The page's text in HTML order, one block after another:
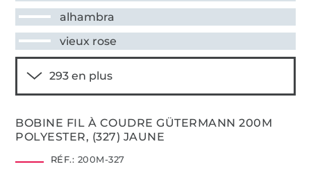
alhambra
vieux rose
BOBINE FIL À COUDRE GÜTERMANN 200M
POLYESTER, (327) JAUNE
RÉF.: 200M-327